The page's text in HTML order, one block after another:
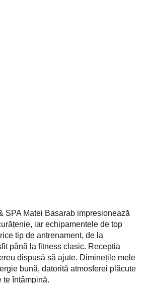
SPA Matei Basarab impresionează
iar echipamentele de top
tip de antrenament, de la
până la fitness clasic. Receptia
dispusă să ajute. Diminețile mele
bună, datorită atmosferei plăcute
te întâmpină.